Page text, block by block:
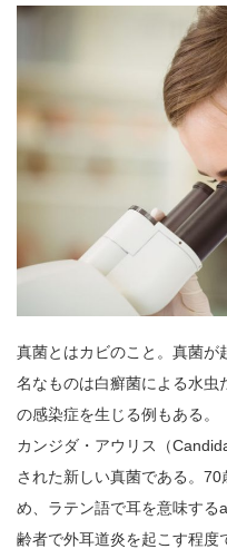
真菌とはカビのこと。真菌が
名なものは白癬菌による水虫
の感染症を生じる例もある。
カンジダ・アウリス（
された新しい真菌である。
め、ラテン語で耳を意味する
齢者で外耳道炎を起こす程度